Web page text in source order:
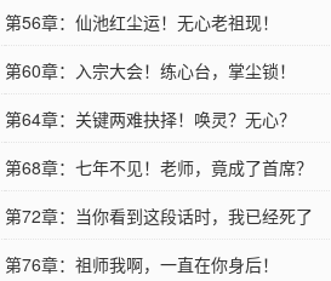
第56章：仙池红尘运！无心老祖现！
第60章：入宗大会！练心台，掌尘锁！
第64章：关键两难抉择！唤灵？无心？
第68章：七年不见！老师，竟成了首席？
第72章：当你看到这段话时，我已经死了
第76章：祖师我啊，一直在你身后！